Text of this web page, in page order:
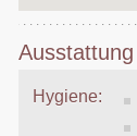
Ausstattung
Hygiene: